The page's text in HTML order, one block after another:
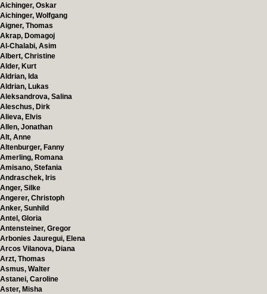
Aichinger, Oskar
Aichinger, Wolfgang
Aigner, Thomas
Akrap, Domagoj
Al-Chalabi, Asim
Albert, Christine
Alder, Kurt
Aldrian, Ida
Aldrian, Lukas
Aleksandrova, Salina
Aleschus, Dirk
Alieva, Elvis
Allen, Jonathan
Alt, Anne
Altenburger, Fanny
Amerling, Romana
Amisano, Stefania
Andraschek, Iris
Anger, Silke
Angerer, Christoph
Anker, Sunhild
Antel, Gloria
Antensteiner, Gregor
Arbonies Jauregui, Elena
Arcos Vilanova, Diana
Arzt, Thomas
Asmus, Walter
Astanei, Caroline
Aster, Misha